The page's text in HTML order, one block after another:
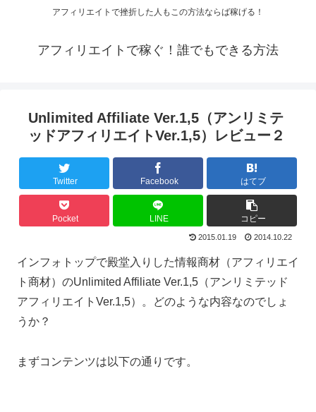
アフィリエイトで挫折した人もこの方法ならば稼げる！
アフィリエイトで稼ぐ！誰でもできる方法
Unlimited Affiliate Ver.1,5（アンリミテ
ッドアフィリエイトVer.1,5）レビュー２
Twitter Facebook はてブ
Pocket LINE コピー
2015.01.19 2014.10.22
インフォトップで殿堂入りした情報商材（アフィリエイ
ト商材）のUnlimited Affiliate Ver.1,5（アンリミテッド
アフィリエイトVer.1,5）。どのような内容なのでしょ
うか？
まずコンテンツは以下の通りです。